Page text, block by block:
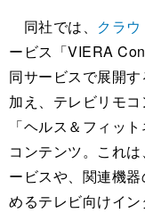
同社では、 クラウ
ービス「VIERA
同サービスで展開
加え、テレビリモコ
「ヘルス＆フィッ
コンテンツ。これ
ービスや、関連機
めるテレビ向けイ